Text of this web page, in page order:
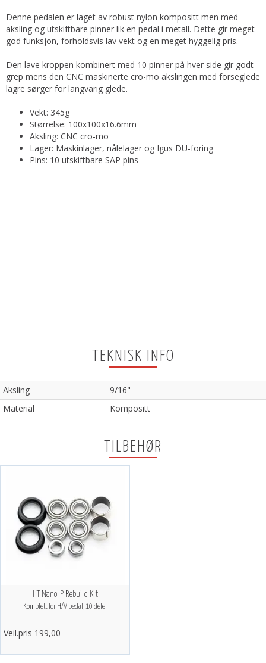
Denne pedalen er laget av robust nylon kompositt men med
aksling og utskiftbare pinner lik en pedal i metall. Dette gir meget
god funksjon, forholdsvis lav vekt og en meget hyggelig pris.
Den lave kroppen kombinert med 10 pinner på hver side gir godt
grep mens den CNC maskinerte cro-mo akslingen med forseglede
lagre sørger for langvarig glede.
Vekt: 345g
Størrelse: 100x100x16.6mm
Aksling: CNC cro-mo
Lager: Maskinlager, nålelager og Igus DU-foring
Pins: 10 utskiftbare SAP pins
TEKNISK INFO
Aksling
9/16"
Material
Kompositt
TILBEHØR
HT Nano-P Rebuild Kit
Komplett for H/V pedal, 10 deler
Veil.pris 199,00